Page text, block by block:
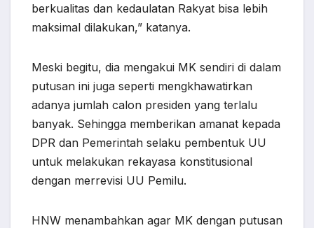
berkualitas dan kedaulatan Rakyat bisa lebih
maksimal dilakukan,” katanya.
Meski begitu, dia mengakui MK sendiri di dalam
putusan ini juga seperti mengkhawatirkan
adanya jumlah calon presiden yang terlalu
banyak. Sehingga memberikan amanat kepada
DPR dan Pemerintah selaku pembentuk UU
untuk melakukan rekayasa konstitusional
dengan merrevisi UU Pemilu.
HNW menambahkan agar MK dengan putusan